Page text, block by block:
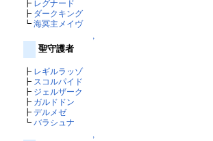
┣ レグナード
┣ ダークキング
┗ 海冥主メイヴ
↑
聖守護者
┣ レギルラッゾ
┣ スコルパイド
┣ ジェルザーク
┣ ガルドドン
┣ デルメゼ
┗ バラシュナ
↑